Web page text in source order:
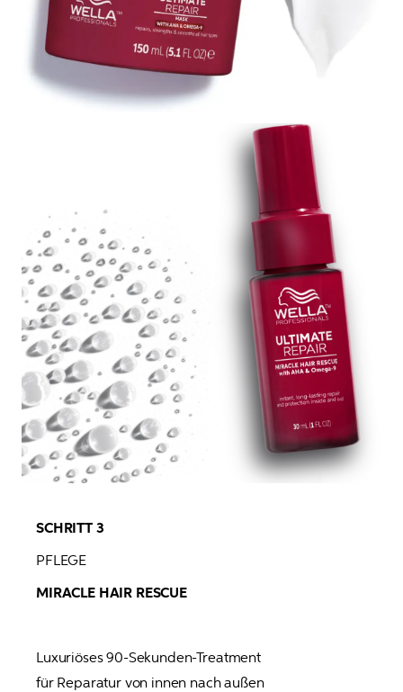
SCHRITT 3
PFLEGE
MIRACLE HAIR RESCUE
Luxuriöses 90-Sekunden-Treatment
für Reparatur von innen nach außen